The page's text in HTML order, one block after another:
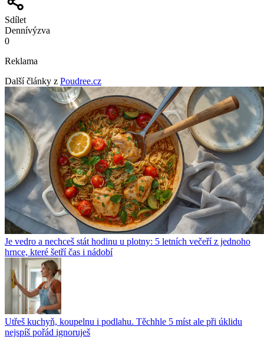
Sdílet
Dennívýzva
0
Reklama
Další články z Poudree.cz
Je vedro a nechceš stát hodinu u plotny: 5 letních večeří z jednoho
hrnce, které šetří čas i nádobí
Utřeš kuchyň, koupelnu i podlahu. Těchhle 5 míst ale při úklidu
nejspíš pořád ignoruješ